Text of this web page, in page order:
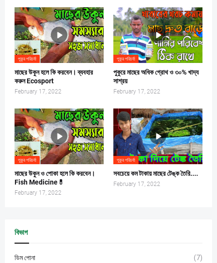
পুকুর পরিচর্যা
মাছের উকুন হলে কি করবেন। ব্যবহার
করুন Ecosport
February 17, 2022
পুকুর পরিচর্যা
পুকুরে মাছের অধিক গ্রোথ ও ৩০% খাদ্য
সাশ্রয়
February 17, 2022
পুকুর পরিচর্যা
মাছের উকুন ও পোকা হলে কি করবেন।
Fish Medicine💊
February 17, 2022
পুকুর পরিচর্যা
সবচেয়ে কম টাকায় মাছের টেঙ্ক তৈরি....
February 17, 2022
বিভাগ
ডিম পোনা (7)